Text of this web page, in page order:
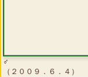
♂
（２００９．６．４）